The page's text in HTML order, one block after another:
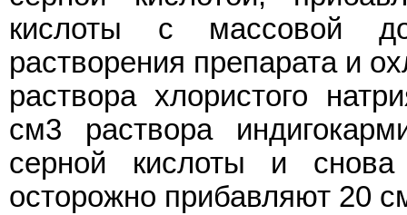
кислоты с массовой
растворения препарата и
раствора хлористого
см3 раствора
серной кислоты и
осторожно прибавляют 20